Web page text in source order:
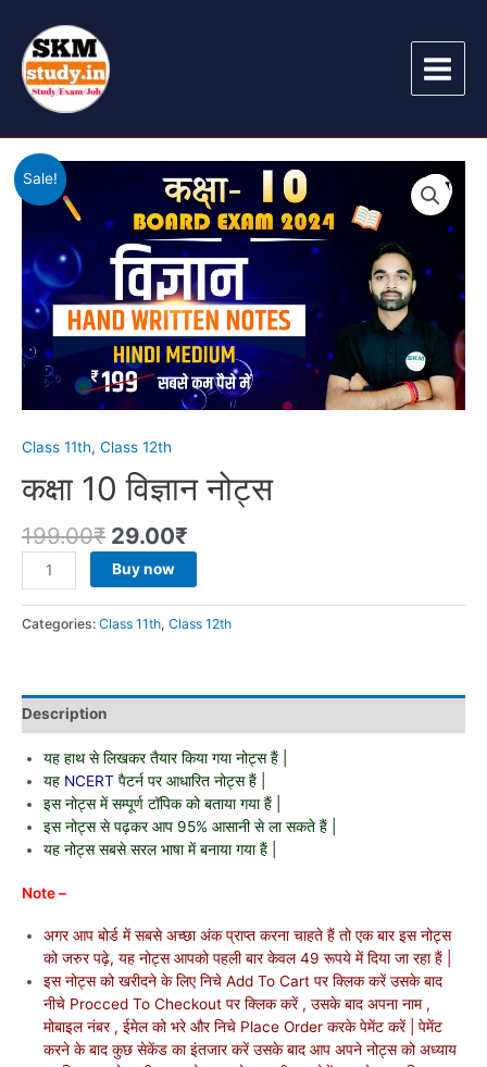
Sale!
Class 11th, Class 12th
कक्षा 10 विज्ञान नोट्स
199.00₹ 29.00₹
Buy now
Categories: Class 11th, Class 12th
Description
यह हाथ से लिखकर तैयार किया गया नोट्स हैं |
यह NCERT पैटर्न पर आधारित नोट्स हैं |
इस नोट्स में सम्पूर्ण टॉपिक को बताया गया हैं |
इस नोट्स से पढ़कर आप 95% आसानी से ला सकते हैं |
यह नोट्स सबसे सरल भाषा में बनाया गया हैं |
Note –
अगर आप बोर्ड में सबसे अच्छा अंक प्राप्त करना चाहते हैं तो एक बार इस नोट्स
को जरुर पढ़े, यह नोट्स आपको पहली बार केवल 49 रूपये में दिया जा रहा हैं |
इस नोट्स को खरीदने के लिए निचे Add To Cart पर क्लिक करें उसके बाद
नीचे Procced To Checkout पर क्लिक करें , उसके बाद अपना नाम ,
मोबाइल नंबर , ईमेल को भरे और निचे Place Order करके पेमेंट करें | पेमेंट
करने के बाद कुछ सेकेंड का इंतजार करें उसके बाद आप अपने नोट्स को अध्याय